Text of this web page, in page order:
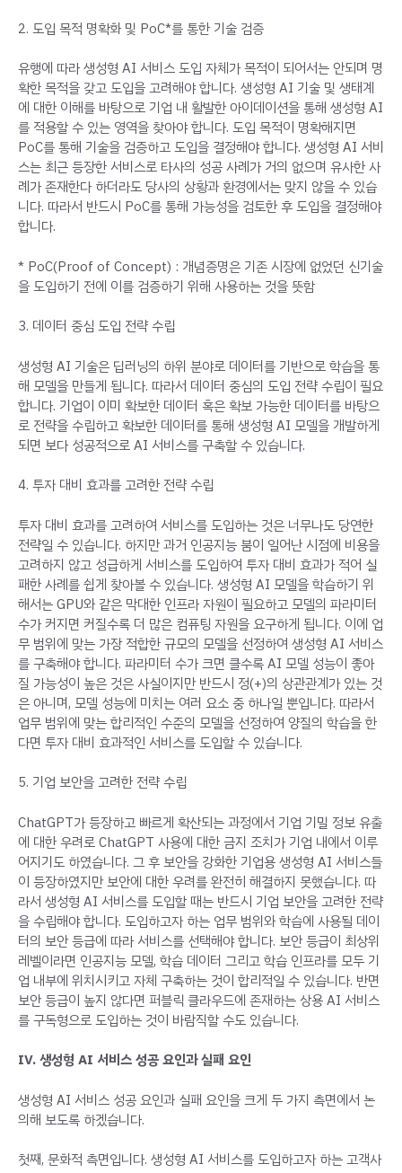
2. 도입 목적 명확화 및 PoC*를 통한 기술 검증
유행에 따라 생성형 AI 서비스 도입 자체가 목적이 되어서는 안되며 명
확한 목적을 갖고 도입을 고려해야 합니다. 생성형 AI 기술 및 생태계
에 대한 이해를 바탕으로 기업 내 활발한 아이데이션을 통해 생성형 AI
를 적용할 수 있는 영역을 찾아야 합니다. 도입 목적이 명확해지면
PoC를 통해 기술을 검증하고 도입을 결정해야 합니다. 생성형 AI 서비
스는 최근 등장한 서비스로 타사의 성공 사례가 거의 없으며 유사한 사
례가 존재한다 하더라도 당사의 상황과 환경에서는 맞지 않을 수 있습
니다. 따라서 반드시 PoC를 통해 가능성을 검토한 후 도입을 결정해야
합니다.
* PoC(Proof of Concept) : 개념증명은 기존 시장에 없었던 신기술
을 도입하기 전에 이를 검증하기 위해 사용하는 것을 뜻함
3. 데이터 중심 도입 전략 수립
생성형 AI 기술은 딥러닝의 하위 분야로 데이터를 기반으로 학습을 통
해 모델을 만들게 됩니다. 따라서 데이터 중심의 도입 전략 수립이 필요
합니다. 기업이 이미 확보한 데이터 혹은 확보 가능한 데이터를 바탕으
로 전략을 수립하고 확보한 데이터를 통해 생성형 AI 모델을 개발하게
되면 보다 성공적으로 AI 서비스를 구축할 수 있습니다.
4. 투자 대비 효과를 고려한 전략 수립
투자 대비 효과를 고려하여 서비스를 도입하는 것은 너무나도 당연한
전략일 수 있습니다. 하지만 과거 인공지능 붐이 일어난 시점에 비용을
고려하지 않고 성급하게 서비스를 도입하여 투자 대비 효과가 적어 실
패한 사례를 쉽게 찾아볼 수 있습니다. 생성형 AI 모델을 학습하기 위
해서는 GPU와 같은 막대한 인프라 자원이 필요하고 모델의 파라미터
수가 커지면 커질수록 더 많은 컴퓨팅 자원을 요구하게 됩니다. 이에 업
무 범위에 맞는 가장 적합한 규모의 모델을 선정하여 생성형 AI 서비스
를 구축해야 합니다. 파라미터 수가 크면 클수록 AI 모델 성능이 좋아
질 가능성이 높은 것은 사실이지만 반드시 정(+)의 상관관계가 있는 것
은 아니며, 모델 성능에 미치는 여러 요소 중 하나일 뿐입니다. 따라서
업무 범위에 맞는 합리적인 수준의 모델을 선정하여 양질의 학습을 한
다면 투자 대비 효과적인 서비스를 도입할 수 있습니다.
5. 기업 보안을 고려한 전략 수립
ChatGPT가 등장하고 빠르게 확산되는 과정에서 기업 기밀 정보 유출
에 대한 우려로 ChatGPT 사용에 대한 금지 조치가 기업 내에서 이루
어지기도 하였습니다. 그 후 보안을 강화한 기업용 생성형 AI 서비스들
이 등장하였지만 보안에 대한 우려를 완전히 해결하지 못했습니다. 따
라서 생성형 AI 서비스를 도입할 때는 반드시 기업 보안을 고려한 전략
을 수립해야 합니다. 도입하고자 하는 업무 범위와 학습에 사용될 데이
터의 보안 등급에 따라 서비스를 선택해야 합니다. 보안 등급이 최상위
레벨이라면 인공지능 모델, 학습 데이터 그리고 학습 인프라를 모두 기
업 내부에 위치시키고 자체 구축하는 것이 합리적일 수 있습니다. 반면
보안 등급이 높지 않다면 퍼블릭 클라우드에 존재하는 상용 AI 서비스
를 구독형으로 도입하는 것이 바람직할 수도 있습니다.
IV. 생성형 AI 서비스 성공 요인과 실패 요인
생성형 AI 서비스 성공 요인과 실패 요인을 크게 두 가지 측면에서 논
의해 보도록 하겠습니다.
첫째, 문화적 측면입니다. 생성형 AI 서비스를 도입하고자 하는 고객사